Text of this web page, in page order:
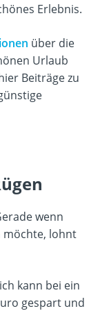
Erlebnis.
über die
Urlaub
Beiträge zu
wenn
möchte, lohnt
kann bei ein
gespart und